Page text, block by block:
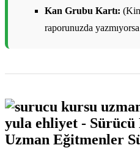
Kan Grubu Kartı:
raporunuzda